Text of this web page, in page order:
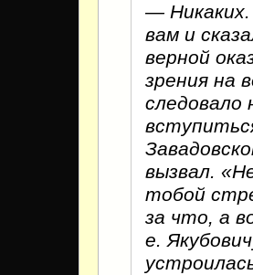
—
вам и
верной
зрения на
следовало
вызвал.
тобой
за что, а
е.